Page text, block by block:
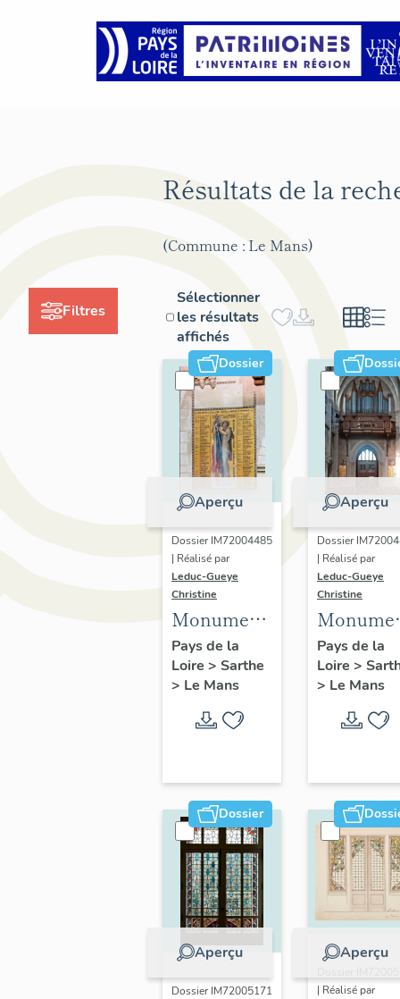
Filtres
Résultats de la
(Commune : Le Mans)
Sélectionner
les résultats
affichés
Dossier
Aperçu
Dossier IM72004485
| Réalisé par
Leduc-Gueye
Christine
Monument
aux morts,
église
paroissiale
Notre-
Mans
Pays de la
Loire > Sarthe
> Le Mans
Aperçu
Dossier
| Réalisé par
Leduc-Gueye
Christine
aux
église
Saint-
Pays de la
Loire >
> Le Mans
Dossier
Aperçu
Dossier IM72005171
Aperçu
| Réalisé par